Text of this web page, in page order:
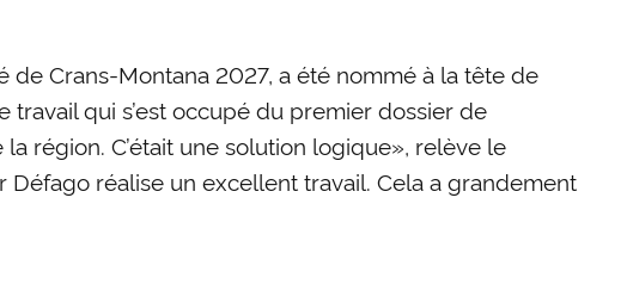
Crans-Montana 2027, a été nommé à la tête de
travail qui s’est occupé du premier dossier de
région. C’était une solution logique», relève le
Défago réalise un excellent travail. Cela a grandement